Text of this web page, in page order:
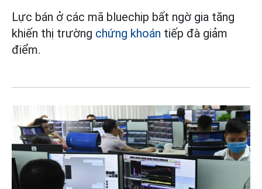
Lực bán ở các mã bluechip bất ngờ gia tăng
khiến thị trường chứng khoán tiếp đà giảm
điểm.